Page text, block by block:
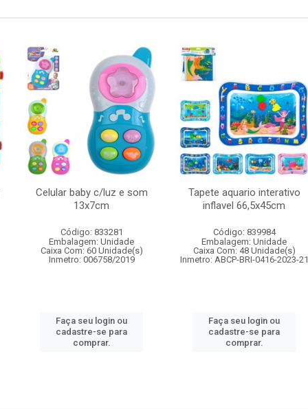
Celular baby c/luz e som
13x7cm
Código: 833281
Embalagem: Unidade
Caixa Com: 60 Unidade(s)
Inmetro: 006758/2019
Faça seu login ou
cadastre-se para
comprar.
Tapete aquario interativo
inflavel 66,5x45cm
Código: 839984
Embalagem: Unidade
Caixa Com: 48 Unidade(s)
Inmetro: ABCP-BRI-0416-2023-21
Faça seu login ou
cadastre-se para
comprar.